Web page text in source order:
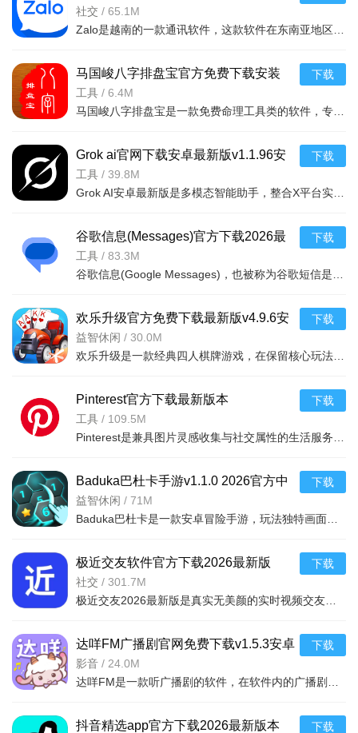
刺激好看,谁赢由你说了算!更有主播不定时壕气发红包呦~
可以快速的免费观看!
快手极速版app亮点
邀请朋友下载极速版，你赚TA也得，邀请多奖励多，红包拿
不停！
在快手极速版看视频还能赚金币，看的多赚的多！
海量视频精挑细选，智能算法精准推荐。看超流行的，玩超
热门的，只看你想看的视频。
对战刺激好看，谁赢由你说了算！更有主播不定时 壕气发红包呦
快手极速版app简介
小安装包，极速下载。浏览更省流量，运行丝滑流畅。这里
汇聚全网最热最好玩短视频。“嘴巴嘟嘟”一夜爆火，“白了佛伦”的
真相在这此揭晓，还有帅哥、美女、萌宠、舞蹈、搞笑、二次
v26.06.02安卓版
社交 / 65.1M
马国峻八字排盘宝官方免费下载安装
v2026.5.27安卓版
工具 / 6.4M
下载
Grok ai官网下载安卓最新版v1.1.96安
卓版
工具 / 39.8M
下载
谷歌信息(Messages)官方下载2026最
新版v20260707安卓版
工具 / 83.3M
下载
欢乐升级官方免费下载最新版v4.9.6安
卓版
益智休闲 / 30.0M
下载
Pinterest官方下载最新版本
2026v14.26.0安卓版
工具 / 109.5M
下载
Baduka巴杜卡手游v1.1.0 2026官方中
文版
益智休闲 / 71M
下载
极近交友软件官方下载2026最新版
v1.3.4安卓版
社交 / 301.7M
下载
达咩FM广播剧官网免费下载v1.5.3安卓
版
影音 / 24.0M
下载
抖音精选app官方下载2026最新版本 下载